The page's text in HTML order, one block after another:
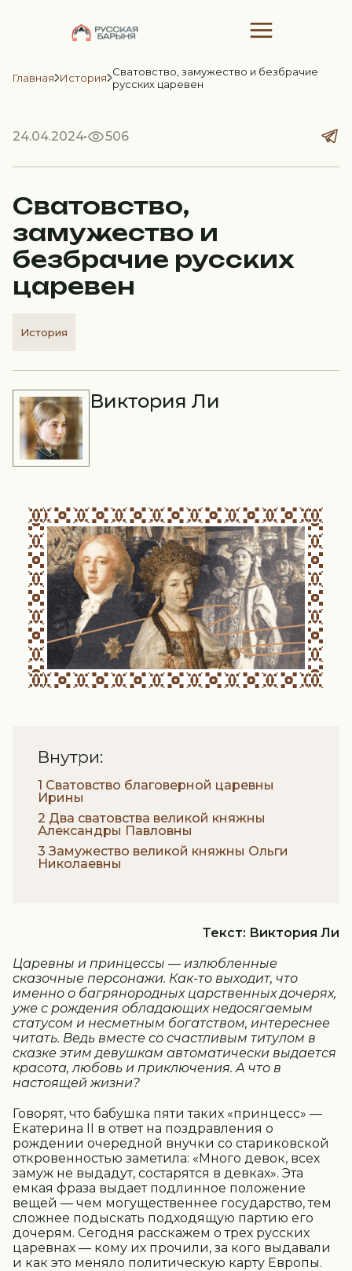
Главная История Сватовство, замужество и безбрачие
русских царевен
24.04.2024 506
Сватовство,
замужество и
безбрачие русских
царевен
История
Виктория Ли
Внутри:
1 Сватовство благоверной царевны
Ирины
2 Два сватовства великой княжны
Александры Павловны
3 Замужество великой княжны Ольги
Николаевны
Текст: Виктория Ли
Царевны и принцессы — излюбленные
сказочные персонажи. Как-то выходит, что
именно о багрянородных царственных дочерях,
уже с рождения обладающих недосягаемым
статусом и несметным богатством, интереснее
читать. Ведь вместе со счастливым титулом в
сказке этим девушкам автоматически выдается
красота, любовь и приключения. А что в
настоящей жизни?
Говорят, что бабушка пяти таких «принцесс» —
Екатерина II в ответ на поздравления о
рождении очередной внучки со стариковской
откровенностью заметила: «Много девок, всех
замуж не выдадут, состарятся в девках». Эта
емкая фраза выдает подлинное положение
вещей — чем могущественнее государство, тем
сложнее подыскать подходящую партию его
дочерям. Сегодня расскажем о трех русских
царевнах — кому их прочили, за кого выдавали
и как это меняло политическую карту Европы.